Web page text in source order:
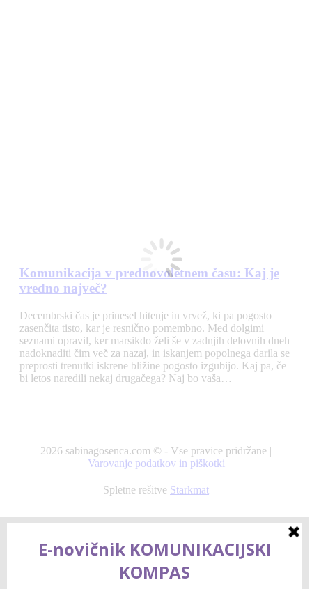
Komunikacija v prednovoletnem času: Kaj je
vredno največ?
Decembrski čas je prinesel hitenje in vrvež, ki pa pogosto
zasenčita tisto, kar je resnično pomembno. Med dolgimi
seznami opravil, ker marsikdo želi še v zadnjih delovnih dneh
nadoknaditi čim več za nazaj, in iskanjem popolnega darila se
preprosti trenutki iskrene bližine pogosto izgubijo. Kaj pa, če
bi letos naredili nekaj drugačega? Naj bo vaša…
2026 sabinagosenca.com © - Vse pravice pridržane |
Varovanje podatkov in piškotki
Spletne rešitve Starkmat